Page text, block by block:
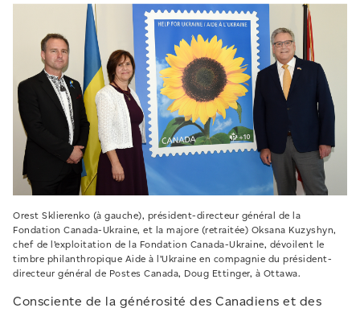
Orest Sklierenko (à gauche), président-directeur général de la
Fondation Canada-Ukraine, et la majore (retraitée) Oksana Kuzyshyn,
chef de l’exploitation de la Fondation Canada-Ukraine, dévoilent le
timbre philanthropique Aide à l’Ukraine en compagnie du président-
directeur général de Postes Canada, Doug Ettinger, à Ottawa.
Consciente de la générosité des Canadiens et des